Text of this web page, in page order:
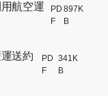
でPDFファイルが開
でPDFファイルが開
航空運
PD
F
897K
B
送約
PD
F
341K
B